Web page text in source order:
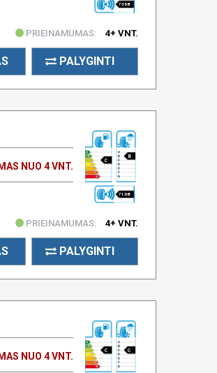
73 DB
PRIEINAMUMAS: 4+ VNT.
PALYGINTI
NUO 4 VNT.
C
B
71 DB
PRIEINAMUMAS: 4+ VNT.
PALYGINTI
NUO 4 VNT.
C C